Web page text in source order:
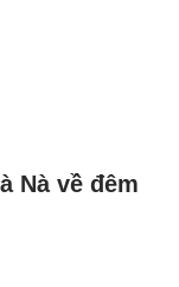
Nà về đêm